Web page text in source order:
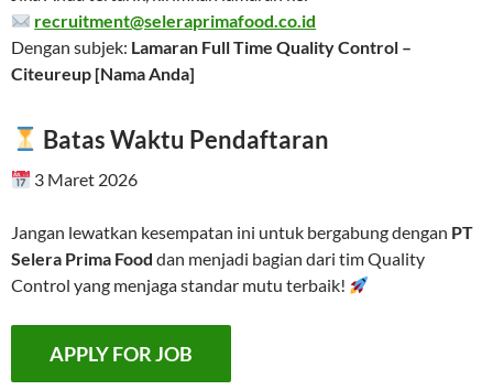
recruitment@seleraprimafood.co.id
Dengan subjek: Lamaran Full Time Quality Control –
Citeureup [Nama Anda]
Batas Waktu Pendaftaran
3 Maret 2026
Jangan lewatkan kesempatan ini untuk bergabung dengan PT
Selera Prima Food dan menjadi bagian dari tim Quality
Control yang menjaga standar mutu terbaik!